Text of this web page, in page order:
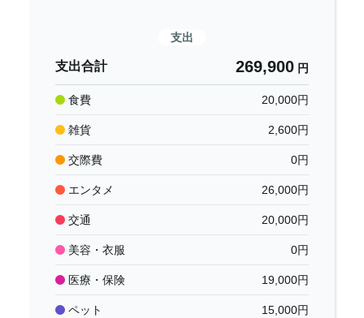
支出
支出合計 269,900 円
食費 20,000円
雑貨 2,600円
交際費 0円
エンタメ 26,000円
交通 20,000円
美容・衣服 0円
医療・保険 19,000円
ペット 15,000円